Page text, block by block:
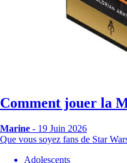
Comment jouer la
Marine - 19 Juin 2026
Que vous soyez fans de Star
Adolescents